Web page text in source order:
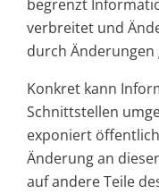
begrenzt
verbreitet und
durch
Konkret kann
Schnittstellen
exponiert
Änderung an
auf andere Teile